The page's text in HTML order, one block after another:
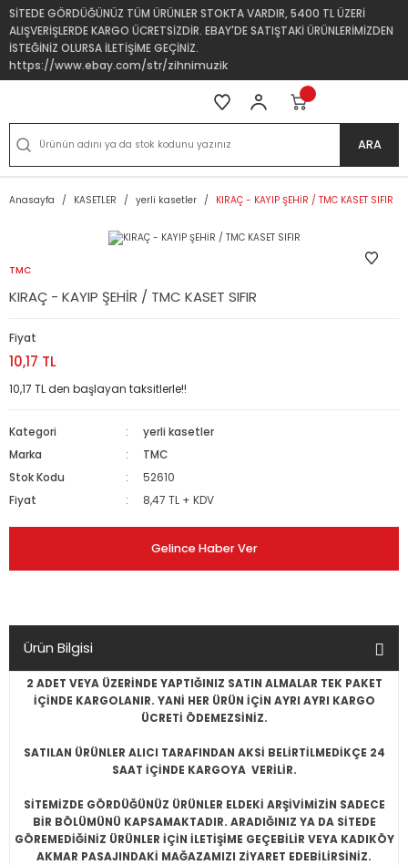
SİTEDE GÖRDÜĞÜNÜZ TÜM ÜRÜNLER STOKTA VARDIR, 5400 TL ÜZERİ
ALIŞVERİŞLERDE KARGO ÜCRETSİZDİR. EBAY'DE SATIŞTAKİ ÜRÜNLERİMİZDEN
İSTEĞİNİZ OLURSA İLETİŞİME GEÇİNİZ.
https://www.ebay.com/str/zihnimuzik
ARA
Anasayfa KASETLER yerli kasetler KIRAÇ - KAYIP ŞEHİR / TMC KASET SIFIR
TMC
KIRAÇ - KAYIP ŞEHİR / TMC KASET SIFIR
Fiyat
10,17 TL
10,17 TL den başlayan taksitlerle!!
Kategori
yerli kasetler
Marka
TMC
Stok Kodu
52610
Fiyat
8,47 TL + KDV
Gelince Haber Ver
Ürün Bilgisi
2 ADET VEYA ÜZERİNDE YAPTIĞINIZ SATIN ALMALAR TEK PAKET
İÇİNDE KARGOLANIR. YANİ HER ÜRÜN İÇİN AYRI AYRI KARGO
ÜCRETİ ÖDEMEZSİNİZ.
SATILAN ÜRÜNLER ALICI TARAFINDAN AKSİ BELİRTİLMEDİKÇE 24
SAAT İÇİNDE KARGOYA VERİLİR.
SİTEMİZDE GÖRDÜĞÜNÜZ ÜRÜNLER ELDEKİ ARŞİVİMİZİN SADECE
BİR BÖLÜMÜNÜ KAPSAMAKTADIR. ARADIĞINIZ YA DA SİTEDE
GÖREMEDİĞİNİZ ÜRÜNLER İÇİN İLETİŞİME GEÇEBİLİR VEYA KADIKÖY
AKMAR PASAJINDAKİ MAĞAZAMIZI ZİYARET EDEBİLİRSİNİZ.